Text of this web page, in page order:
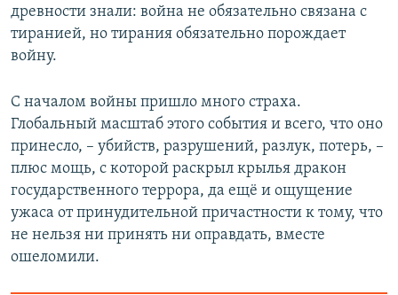
древности знали: война не обязательно связана с
тиранией, но тирания обязательно порождает
войну.
С началом войны пришло много страха.
Глобальный масштаб этого события и всего, что оно
принесло, – убийств, разрушений, разлук, потерь, –
плюс мощь, с которой раскрыл крылья дракон
государственного террора, да ещё и ощущение
ужаса от принудительной причастности к тому, что
не нельзя ни принять ни оправдать, вместе
ошеломили.